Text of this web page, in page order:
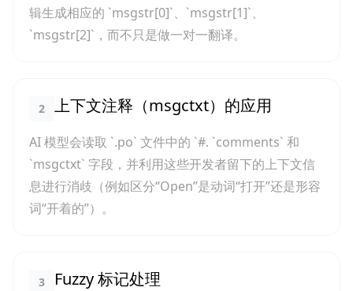
辑生成相应的 `msgstr[0]`、`msgstr[1]`、
`msgstr[2]`，而不只是做一对一翻译。
2 上下文注释（msgctxt）的应用
AI 模型会读取 `.po` 文件中的 `#. `comments` 和
`msgctxt` 字段，并利用这些开发者留下的上下文信
息进行消歧（例如区分“Open”是动词“打开”还是形容
词“开着的”）。
3 Fuzzy 标记处理